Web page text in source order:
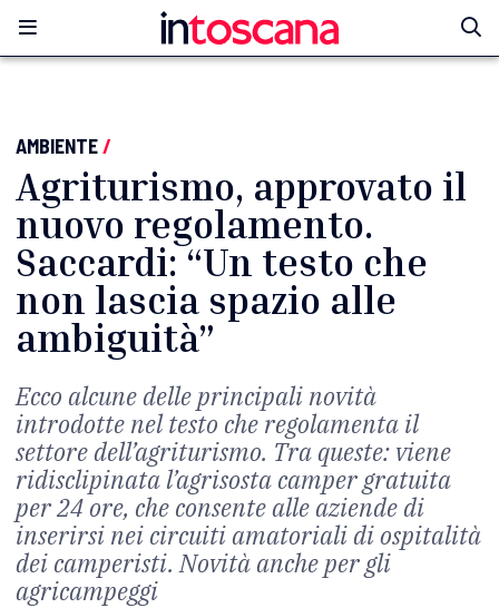
AMBIENTE/
Agriturismo, approvato il
nuovo regolamento.
Saccardi: “Un testo che
non lascia spazio alle
ambiguità”
Ecco alcune delle principali novità
introdotte nel testo che regolamenta il
settore dell’agriturismo. Tra queste: viene
ridisclipinata l’agrisosta camper gratuita
per 24 ore, che consente alle aziende di
inserirsi nei circuiti amatoriali di ospitalità
dei camperisti. Novità anche per gli
agricampeggi